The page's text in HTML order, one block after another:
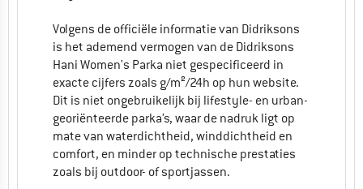
Volgens de officiële informatie van Didriksons
is het ademend vermogen van de Didriksons
Hani Women's Parka niet gespecificeerd in
exacte cijfers zoals g/m²/24h op hun website.
Dit is niet ongebruikelijk bij lifestyle- en urban-
georiënteerde parka’s, waar de nadruk ligt op
mate van waterdichtheid, winddichtheid en
comfort, en minder op technische prestaties
zoals bij outdoor- of sportjassen.